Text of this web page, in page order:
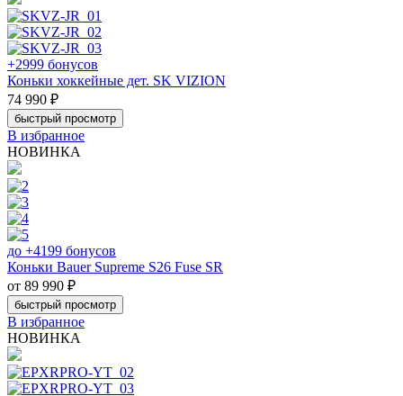
+2999 бонусов
Коньки хоккейные дет. SK VIZION
74 990 ₽
быстрый просмотр
В избранное
НОВИНКА
до +4199 бонусов
Коньки Bauer Supreme S26 Fuse SR
от 89 990 ₽
быстрый просмотр
В избранное
НОВИНКА